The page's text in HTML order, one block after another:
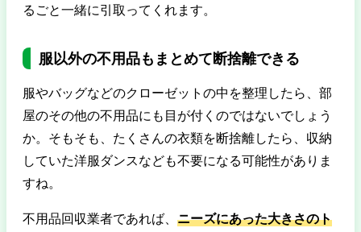
るごと一緒に引取ってくれます。
服以外の不用品もまとめて断捨離できる
服やバッグなどのクローゼットの中を整理したら、部
屋のその他の不用品にも目が付くのではないでしょう
か。そもそも、たくさんの衣類を断捨離したら、収納
していた洋服ダンスなども不要になる可能性がありま
すね。
不用品回収業者であれば、 ニーズにあった大きさのト